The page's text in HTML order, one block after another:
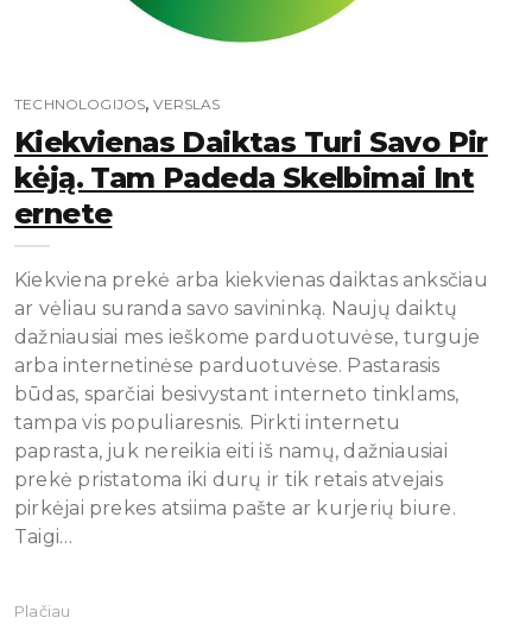
TECHNOLOGIJOS,VERSLAS
Kiekvienas Daiktas Turi Savo Pir
Kėją. Tam Padeda Skelbimai Int
Ernete
Kiekviena prekė arba kiekvienas daiktas anksčiau
ar vėliau suranda savo savininką. Naujų daiktų
dažniausiai mes ieškome parduotuvėse, turguje
arba internetinėse parduotuvėse. Pastarasis
būdas, sparčiai besivystant interneto tinklams,
tampa vis populiaresnis. Pirkti internetu
paprasta, juk nereikia eiti iš namų, dažniausiai
prekė pristatoma iki durų ir tik retais atvejais
pirkėjai prekes atsiima pašte ar kurjerių biure.
Taigi…
Plačiau